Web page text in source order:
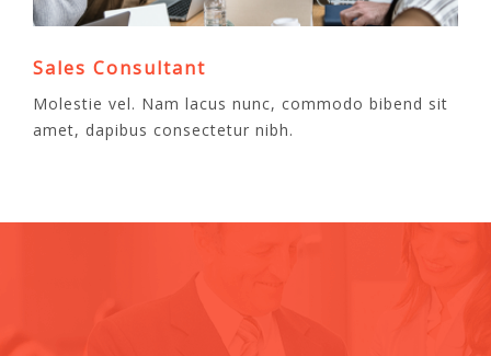
Sales Consultant
Molestie vel. Nam lacus nunc, commodo bibend sit
amet, dapibus consectetur nibh.